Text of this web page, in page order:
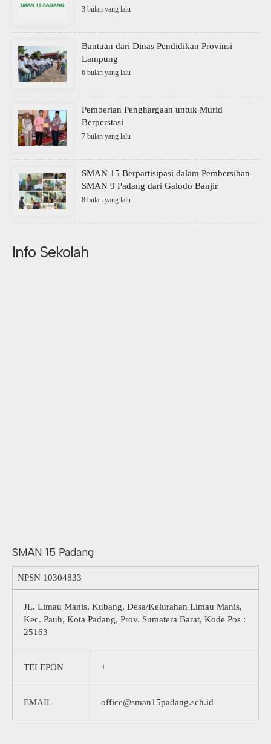
3 bulan yang lalu
Bantuan dari Dinas Pendidikan Provinsi
Lampung
6 bulan yang lalu
Pemberian Penghargaan untuk Murid
Berperstasi
7 bulan yang lalu
SMAN 15 Berpartisipasi dalam Pembersihan
SMAN 9 Padang dari Galodo Banjir
8 bulan yang lalu
Info Sekolah
SMAN 15 Padang
NPSN 10304833
JL. Limau Manis, Kubang, Desa/Kelurahan Limau Manis,
Kec. Pauh, Kota Padang, Prov. Sumatera Barat, Kode Pos :
25163
TELEPON +
EMAIL office@sman15padang.sch.id